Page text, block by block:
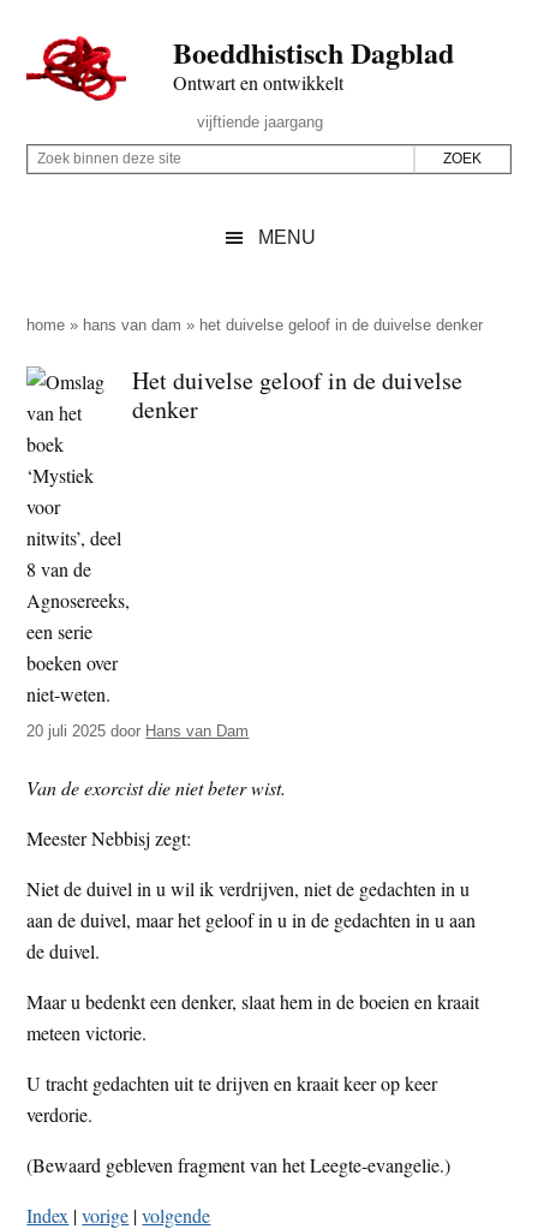
naar
de
inhoud
secondary
naar
de
sidebar
naar
de
Boeddhistisch Dagblad
Ontwart en ontwikkelt
Rechts
vijftiende jaargang
Z
p
d
e
z
e
s
i
t
e
Z
i
n
e
n
d
e
z
e
s
i
t
e
MENU
home » hans van dam » het duivelse geloof in de duivelse denker
Het duivelse geloof in de duivelse
denker
20 juli 2025 door Hans van Dam
Van de exorcist die niet beter wist.
Meester Nebbisj zegt:
Niet de duivel in u wil ik verdrijven, niet de gedachten in u
aan de duivel, maar het geloof in u in de gedachten in u aan
de duivel.
Maar u bedenkt een denker, slaat hem in de boeien en kraait
meteen victorie.
U tracht gedachten uit te drijven en kraait keer op keer
verdorie.
(Bewaard gebleven fragment van het Leegte-evangelie.)
Index |vorige |volgende